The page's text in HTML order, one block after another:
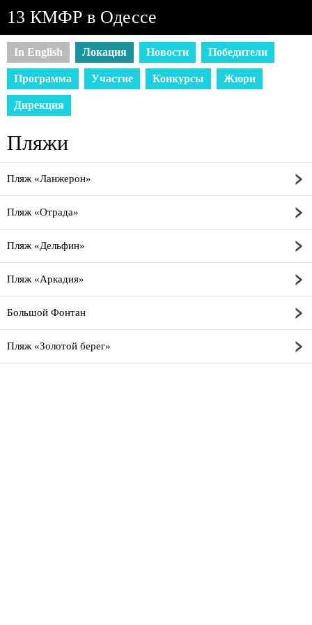
13 КМФР в Одессе
In English Локация Новости Победители
Программа Участие Конкурсы Жюри
Дирекция
Пляжи
Пляж «Ланжерон»
Пляж «Отрада»
Пляж «Дельфин»
Пляж «Аркадия»
Большой Фонтан
Пляж «Золотой берег»